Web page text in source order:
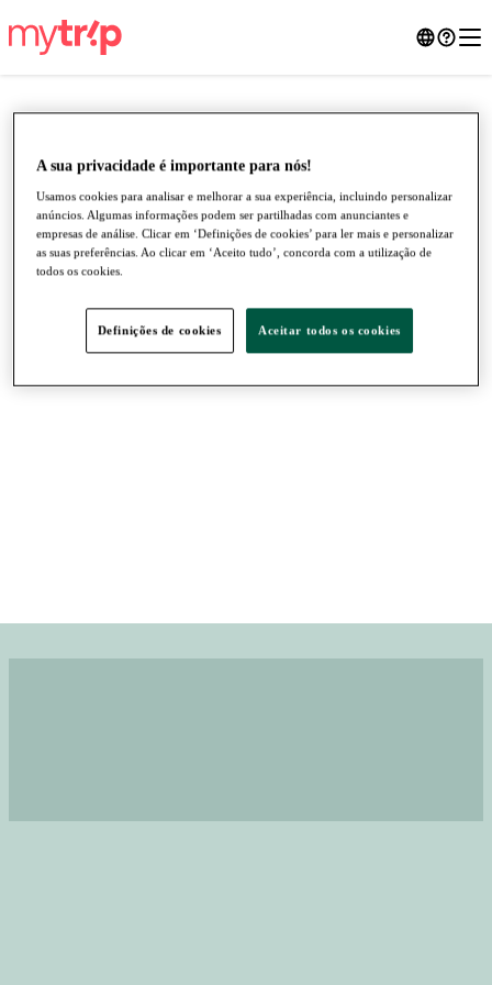
●●●
A sua privacidade é importante para nós!
Usamos cookies para analisar e melhorar a sua experiência, incluindo personalizar
anúncios. Algumas informações podem ser partilhadas com anunciantes e
empresas de análise. Clicar em ‘Definições de cookies’ para ler mais e personalizar
as suas preferências. Ao clicar em ‘Aceito tudo’, concorda com a utilização de
todos os cookies.
Definições de cookies Aceitar todos os cookies